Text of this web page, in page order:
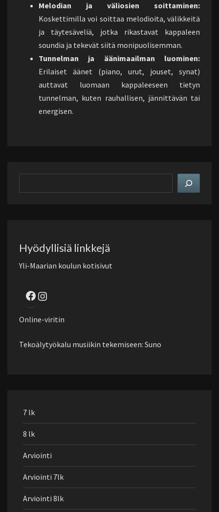
Melodian ja väliosien soittaminen:
Koskettimilla voi soittaa melodioita, välikkeitä
ja täytesäveliä, jotka rikastavat kappaleen
soundia ja tekevät siitä monipuolisemman.
Tunnelman ja äänimaailman luominen:
Erilaiset äänet (piano, urut, jouset, synat)
auttavat luomaan kappaleeseen tietyn
tunnelman, kuten rauhallisen, jännittävän tai
energisen.
sivustolta
Hyödyllisiä linkkejä
Yli-Maarian koulun kotisivut
Facebook
Instagram
Online-viritin
Tekoälytyökalu musiikin tekemiseen: Suno
7 lk
8 lk
Arviointi
Arviointi 7lk
Arviointi 8lk